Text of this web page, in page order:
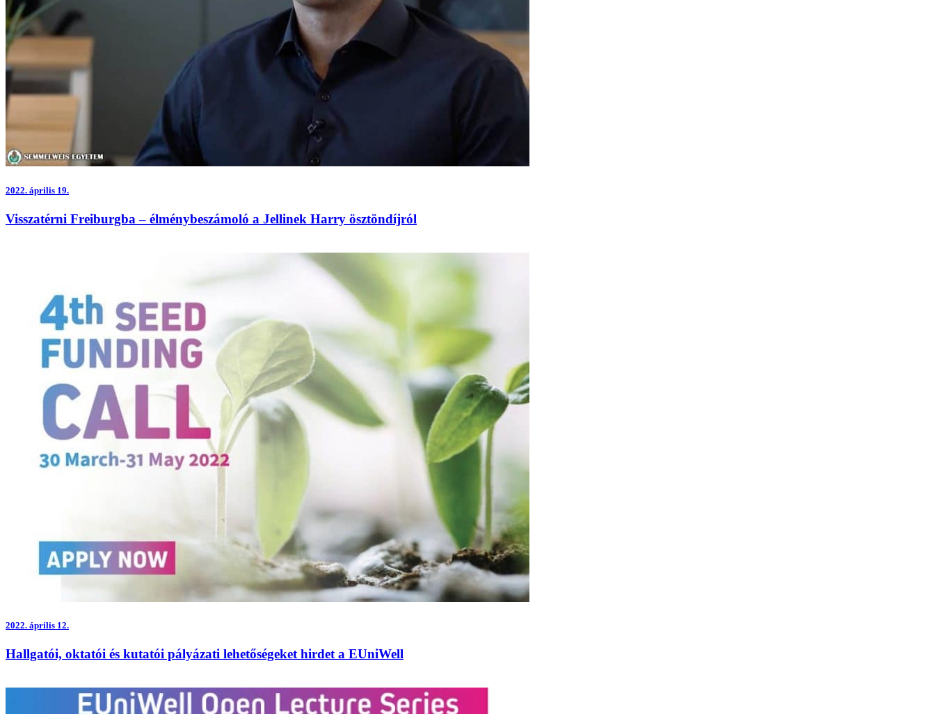
2022. április 19.
Visszatérni Freiburgba – élménybeszámoló a Jellinek Harry ösztöndíjról
2022. április 12.
Hallgatói, oktatói és kutatói pályázati lehetőségeket hirdet a EUniWell